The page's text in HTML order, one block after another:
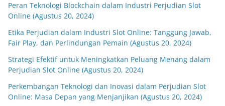
Peran Teknologi Blockchain dalam Industri Perjudian Slot
Online (Agustus 20, 2024)
Etika Perjudian dalam Industri Slot Online: Tanggung Jawab,
Fair Play, dan Perlindungan Pemain (Agustus 20, 2024)
Strategi Efektif untuk Meningkatkan Peluang Menang dalam
Perjudian Slot Online (Agustus 20, 2024)
Perkembangan Teknologi dan Inovasi dalam Perjudian Slot
Online: Masa Depan yang Menjanjikan (Agustus 20, 2024)